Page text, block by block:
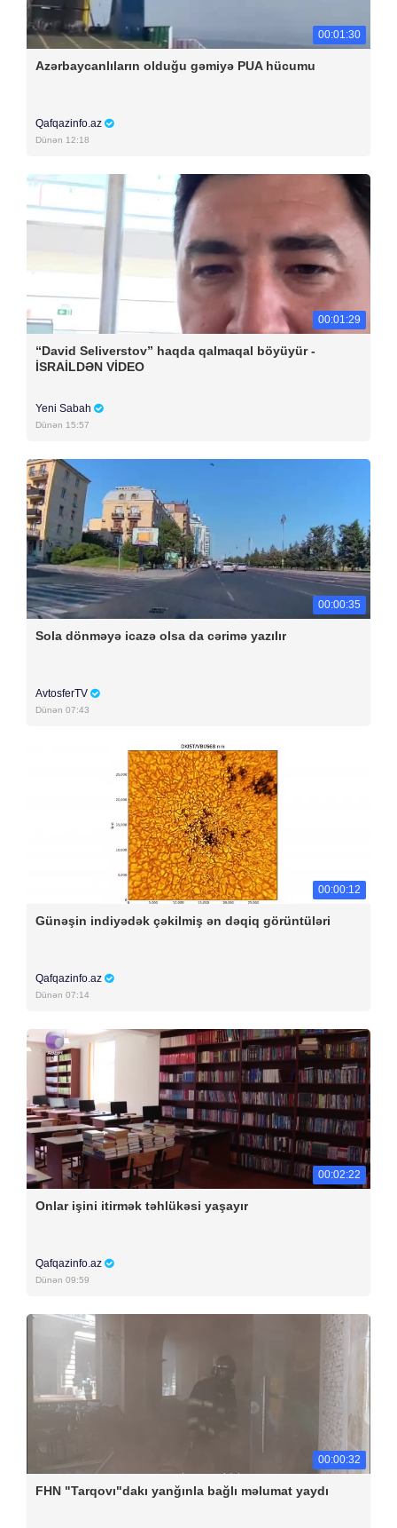
00:01:30
Azərbaycanlıların olduğu gəmiyə PUA hücumu
Qafqazinfo.az
Dünən 12:18
00:01:29
“David Seliverstov” haqda qalmaqal böyüyür -
İSRAİLDƏN VİDEO
Yeni Sabah
Dünən 15:57
00:00:35
Sola dönməyə icazə olsa da cərimə yazılır
AvtosferTV
Dünən 07:43
00:00:12
Günəşin indiyədək çəkilmiş ən dəqiq görüntüləri
Qafqazinfo.az
Dünən 07:14
00:02:22
Onlar işini itirmək təhlükəsi yaşayır
Qafqazinfo.az
Dünən 09:59
00:00:32
FHN "Tarqovı"dakı yanğınla bağlı məlumat yaydı